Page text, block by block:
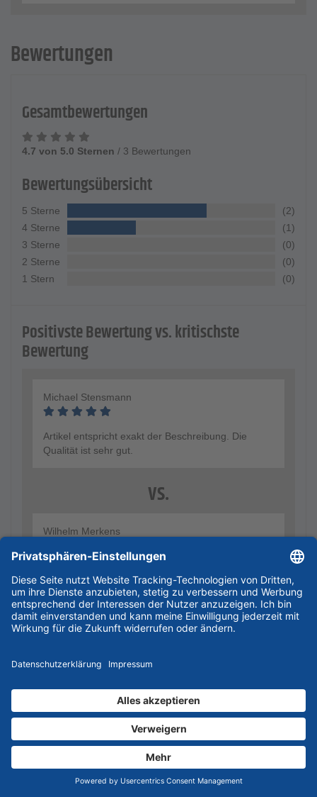
Bewertungen
Gesamtbewertungen
4.7 von 5.0 Sternen / 3 Bewertungen
Bewertungsübersicht
5 Sterne
(2)
4 Sterne
(1)
3 Sterne
(0)
2 Sterne
(0)
1 Stern
(0)
Positivste Bewertung vs. kritischste
Bewertung
Michael Stensmann
Artikel entspricht exakt der Beschreibung. Die
Qualität ist sehr gut.
vs.
Wilhelm Merkens
Kundenmeinungen
Wilhelm Merkens
26.08.2012